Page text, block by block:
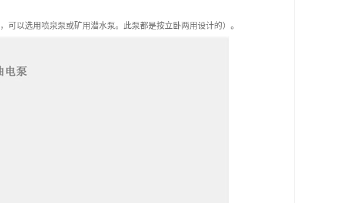
以选用喷泉泵或矿用潜水泵。此泵都是按立卧两用设计的）。